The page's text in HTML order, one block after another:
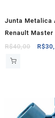
Junta Metalica
Renault
R$40,00
O
R$